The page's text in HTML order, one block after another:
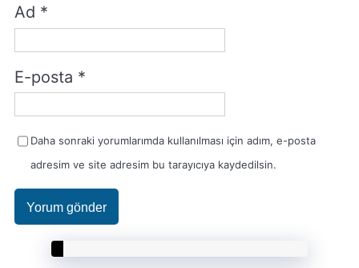
Ad *
E-posta *
Daha sonraki yorumlarımda kullanılması için adım, e-posta
adresim ve site adresim bu tarayıcıya kaydedilsin.